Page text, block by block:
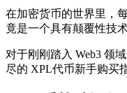
在加密货币的世界里，
竟是一个具有颠覆性技
对于刚刚踏入 Web3 领
尽的 XPL代币新手购买